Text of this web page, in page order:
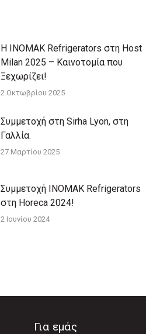
Η INOMAK Refrigerators στη Host
Milan 2025 – Καινοτομία που
Ξεχωρίζει!
2 Οκτωβρίου 2025
Συμμετοχή στη Sirha Lyon, στη
Γαλλία.
27 Μαρτίου 2025
Συμμετοχή ΙΝΟΜΑΚ Refrigerators
στη Horeca 2024!
2 Ιουνίου 2024
Για εμάς